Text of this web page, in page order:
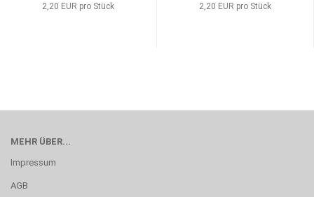
2,20 EUR pro Stück 2,20 EUR pro Stück
MEHR ÜBER...
Impressum
AGB